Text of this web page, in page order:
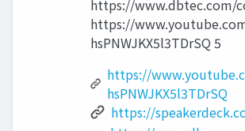
https://www.dbtec.com/
https://
hsPNWJKX5l3TDrSQ 5
https://
hsPNWJKX5l3TDrSQ
https://